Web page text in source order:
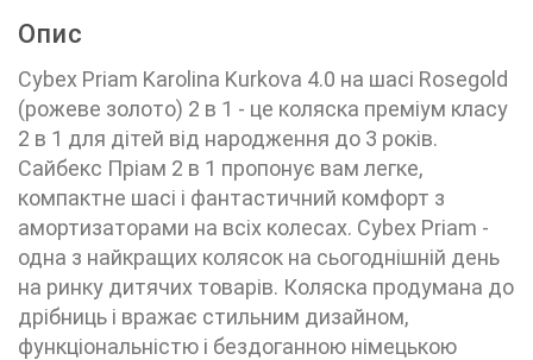
Опис
Cybex Priam Karolina Kurkova 4.0 на шасі Rosegold
(рожеве золото) 2 в 1 - це коляска преміум класу
2 в 1 для дітей від народження до 3 років.
Сайбекс Пріам 2 в 1 пропонує вам легке,
компактне шасі і фантастичний комфорт з
амортизаторами на всіх колесах. Cybex Priam -
одна з найкращих колясок на сьогоднішній день
на ринку дитячих товарів. Коляска продумана до
дрібниць і вражає стильним дизайном,
функціональністю і бездоганною німецькою